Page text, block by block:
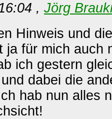
, Jörg
Hinweis und
ja für mich auch
ich gestern
dabei die
hab nun alles